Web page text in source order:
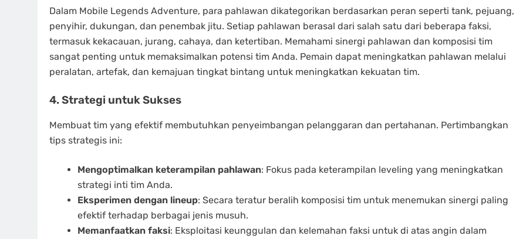
Dalam Mobile Legends Adventure, para pahlawan dikategorikan berdasarkan peran seperti tank, pejuang,
penyihir, dukungan, dan penembak jitu. Setiap pahlawan berasal dari salah satu dari beberapa faksi,
termasuk kekacauan, jurang, cahaya, dan ketertiban. Memahami sinergi pahlawan dan komposisi tim
sangat penting untuk memaksimalkan potensi tim Anda. Pemain dapat meningkatkan pahlawan melalui
peralatan, artefak, dan kemajuan tingkat bintang untuk meningkatkan kekuatan tim.
4. Strategi untuk Sukses
Membuat tim yang efektif membutuhkan penyeimbangan pelanggaran dan pertahanan. Pertimbangkan
tips strategis ini:
Mengoptimalkan keterampilan pahlawan: Fokus pada keterampilan leveling yang meningkatkan
strategi inti tim Anda.
Eksperimen dengan lineup: Secara teratur beralih komposisi tim untuk menemukan sinergi paling
efektif terhadap berbagai jenis musuh.
Memanfaatkan faksi: Eksploitasi keunggulan dan kelemahan faksi untuk di atas angin dalam